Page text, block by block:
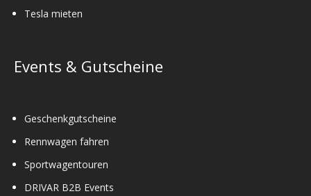
Tesla mieten
Events & Gutscheine
Geschenkgutscheine
Rennwagen fahren
Sportwagentouren
DRIVAR B2B Events